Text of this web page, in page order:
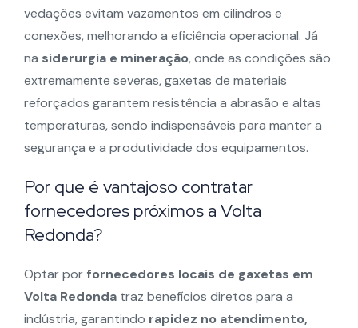
vedações evitam vazamentos em cilindros e
conexões, melhorando a eficiência operacional. Já
na siderurgia e mineração, onde as condições são
extremamente severas, gaxetas de materiais
reforçados garantem resistência a abrasão e altas
temperaturas, sendo indispensáveis para manter a
segurança e a produtividade dos equipamentos.
Por que é vantajoso contratar
fornecedores próximos a Volta
Redonda?
Optar por fornecedores locais de gaxetas em
Volta Redonda traz benefícios diretos para a
indústria, garantindo rapidez no atendimento,